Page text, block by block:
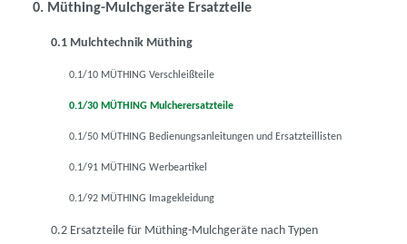
0. Müthing-Mulchgeräte Ersatzteile
0.1 Mulchtechnik Müthing
0.1/10 MÜTHING Verschleißteile
0.1/30 MÜTHING Mulcherersatzteile
0.1/50 MÜTHING Bedienungsanleitungen und Ersatzteillisten
0.1/91 MÜTHING Werbeartikel
0.1/92 MÜTHING Imagekleidung
0.2 Ersatzteile für Müthing-Mulchgeräte nach Typen